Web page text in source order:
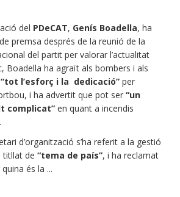
del PDeCAT, Genís Boadella, ha
premsa després de la reunió de la
del partit per valorar l’actualitat
Boadella ha agraït als bombers i als
“tot l’esforç i la dedicació” per
i ha advertit que pot ser “un
complicat” en quant a incendis
d’organització s’ha referit a la gestió
titllat de “tema de país”, i ha reclamat
és la ...